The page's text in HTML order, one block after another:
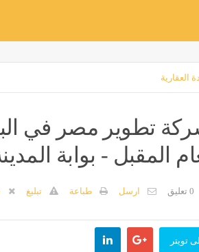
العقارية
تطوير مصر في
المقبل - بوابة
0 تعليق ارسل طباعة تبليغ
تويتر